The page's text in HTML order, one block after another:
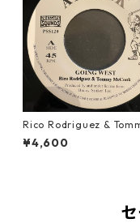
Rico Rodriguez &
Cook - Going West【7-
3】
¥4,600